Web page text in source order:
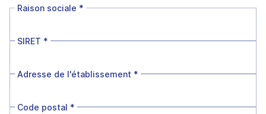
Raison sociale *
SIRET *
Adresse de l'établissement *
Code postal *